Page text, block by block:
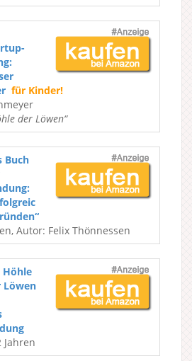
für Kinder!
der Löwen“
Buch
Autor: Felix Thönnessen
Höhle
Löwen
Jahren